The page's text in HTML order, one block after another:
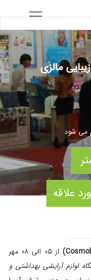
مالزی
می شود
علاقه
از ۰۵ الی ۰۸ مهر
لوازم آرایشی بهداشتی و